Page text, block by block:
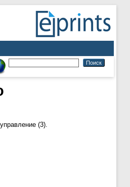
(3).